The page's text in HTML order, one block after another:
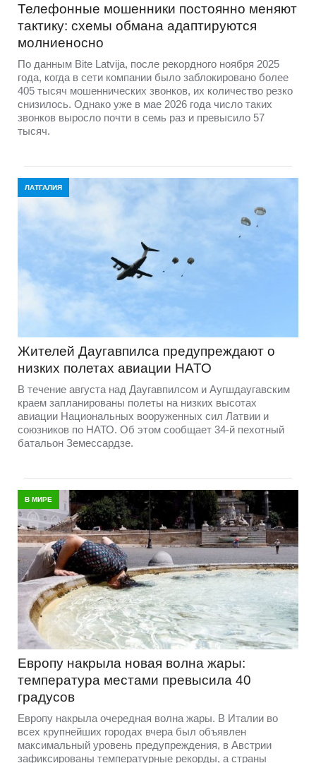
Телефонные мошенники постоянно меняют
тактику: схемы обмана адаптируются
молниеносно
По данным Bite Latvija, после рекордного ноября 2025
года, когда в сети компании было заблокировано более
405 тысяч мошеннических звонков, их количество резко
снизилось. Однако уже в мае 2026 года число таких
звонков выросло почти в семь раз и превысило 57
тысяч.
ЛАТГАЛИЯ
Жителей Даугавпилса предупреждают о
низких полетах авиации НАТО
В течение августа над Даугавпилсом и Аугшдаугавским
краем запланированы полеты на низких высотах
авиации Национальных вооруженных сил Латвии и
союзников по НАТО. Об этом сообщает 34-й пехотный
батальон Земессардзе.
В МИРЕ
Европу накрыла новая волна жары:
температура местами превысила 40
градусов
Европу накрыла очередная волна жары. В Италии во
всех крупнейших городах вчера был объявлен
максимальный уровень предупреждения, в Австрии
зафиксированы температурные рекорды, а страны